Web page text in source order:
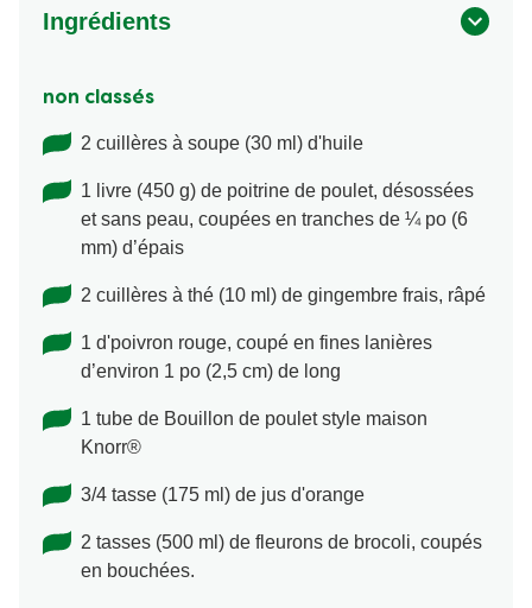
Ingrédients
non classés
2 cuillères à soupe (30 ml) d'huile
1 livre (450 g) de poitrine de poulet, désossées
et sans peau, coupées en tranches de ¼ po (6
mm) d’épais
2 cuillères à thé (10 ml) de gingembre frais, râpé
1 d'poivron rouge, coupé en fines lanières
d’environ 1 po (2,5 cm) de long
1 tube de Bouillon de poulet style maison
Knorr®
3/4 tasse (175 ml) de jus d'orange
2 tasses (500 ml) de fleurons de brocoli, coupés
en bouchées.